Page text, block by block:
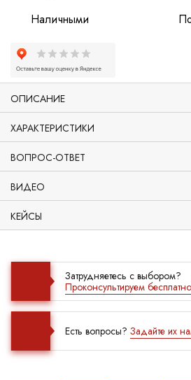
Наличными
ОПИСАНИЕ
ХАРАКТЕРИСТИКИ
ВОПРОС-ОТВЕТ
ВИДЕО
КЕЙСЫ
Затрудняетесь с выбором?
Проконсультируем
Есть вопросы? Задайте их